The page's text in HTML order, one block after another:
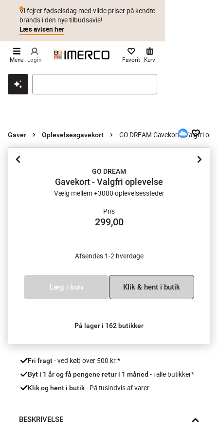
Klik & hent Byt i 1 år Prismatch
Vi fejrer fødselsdag med vilde priser på kendte
brands i den nye tilbudsavis!
Læs avisen her
Menu Login Favorit Kurv
Gaver Oplevelsesgavekort GO DREAM Gavekort - Valgfri
GO DREAM
Gavekort - Valgfri oplevelse
Vælg mellem +3000 oplevelsessteder
Pris
299,00
Afsendes 1-2 hverdage
Læg i kurv Klik & hent i butik
På lager i 162 butikker
Fri fragt - ved køb over 500 kr.*
Byt i 1 år og få pengene retur i 1 måned - i alle butikker*
Klik og hent i butik - På tusindvis af varer
BESKRIVELSE